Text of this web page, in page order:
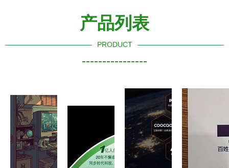
产品列表
PRODUCT
----------------